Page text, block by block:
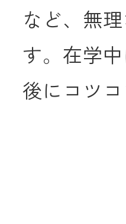
など、無
す。在学
後にコツ